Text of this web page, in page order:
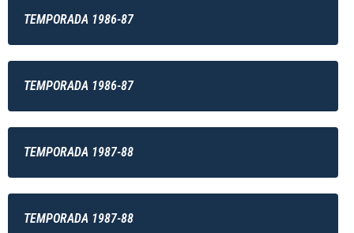
TEMPORADA 1986-87
TEMPORADA 1986-87
TEMPORADA 1987-88
TEMPORADA 1987-88